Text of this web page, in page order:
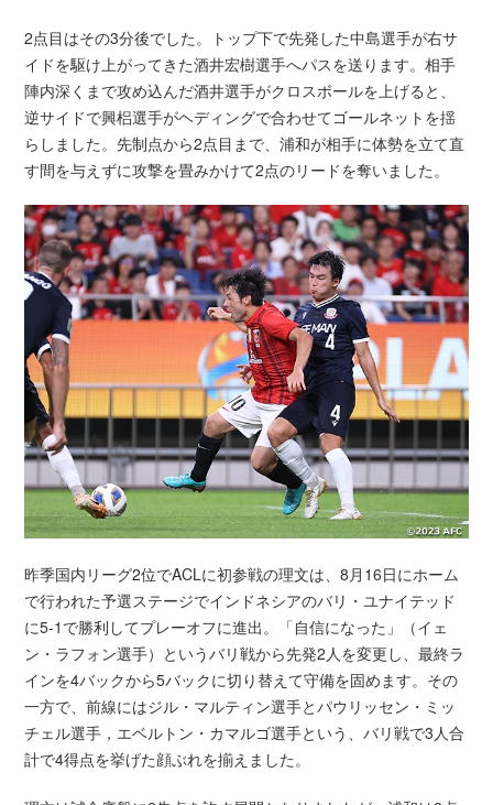
2点目はその3分後でした。トップ下で先発した中島選手が右サ
イドを駆け上がってきた酒井宏樹選手へパスを送ります。相手
陣内深くまで攻め込んだ酒井選手がクロスボールを上げると、
逆サイドで興梠選手がヘディングで合わせてゴールネットを揺
らしました。先制点から2点目まで、浦和が相手に体勢を立て直
す間を与えずに攻撃を畳みかけて2点のリードを奪いました。
昨季国内リーグ2位でACLに初参戦の理文は、8月16日にホーム
で行われた予選ステージでインドネシアのバリ・ユナイテッド
に5-1で勝利してプレーオフに進出。「自信になった」（イェ
ン・ラフォン選手）というバリ戦から先発2人を変更し、最終ラ
インを4バックから5バックに切り替えて守備を固めます。その
一方で、前線にはジル・マルティン選手とパウリッセン・ミッ
チェル選手，エベルトン・カマルゴ選手という、バリ戦で3人合
計で4得点を挙げた顔ぶれを揃えました。